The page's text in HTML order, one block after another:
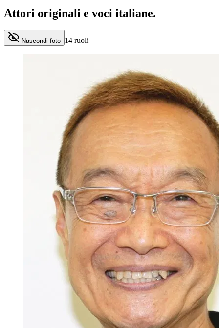
Attori originali e voci italiane.
Nascondi foto 14 ruoli